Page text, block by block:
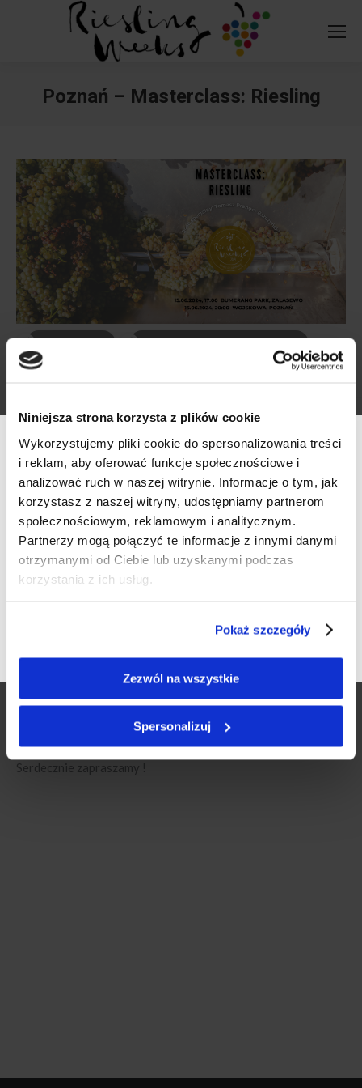
Niniejsza strona korzysta z plików cookie
Wykorzystujemy pliki cookie do spersonalizowania treści
i reklam, aby oferować funkcje społecznościowe i
analizować ruch w naszej witrynie. Informacje o tym, jak
korzystasz z naszej witryny, udostępniamy partnerom
społecznościowym, reklamowym i analitycznym.
Partnerzy mogą połączyć te informacje z innymi danymi
otrzymanymi od Ciebie lub uzyskanymi podczas
korzystania z ich usług.
Pokaż szczegóły
Zezwól na wszystkie
Spersonalizuj
Werfikacja wieku
Czy masz ukończone 18 lat?
NIE
Poznań – Masterclass: Riesling
730171800
app.evenea.pl/event/maste...
2024-06-15
17:00 / 22:00
venue
MineWine.pl
Masterclass poświęcony rieslingom, prowadzony przez
Tomasza Prange- Barczyńskiego.
Zgłoszenia pod linkiem
https://https//https://app.evenea.pl/event/masterclassriesling/
Serdecznie zapraszamy !